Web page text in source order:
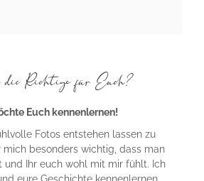
Richtige für Euch?
Euch kennenlernen!
Fotos entstehen lassen zu
mich besonders wichtig, dass man
und Ihr euch wohl mit mir fühlt. Ich